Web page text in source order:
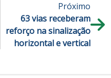
Próximo
63 vias receberam
reforço na sinalização
horizontal e vertical